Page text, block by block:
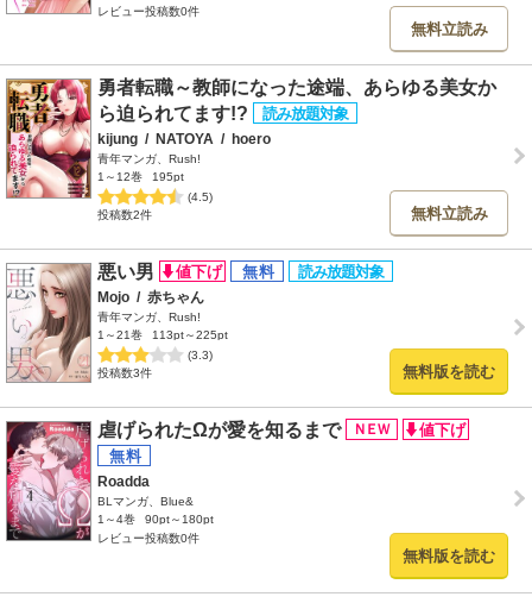
レビュー投稿数0件
無料立読み
勇者転職～教師になった途端、あらゆる美女か
ら迫られてます!?
kijung / NATOYA / hoero
青年マンガ、Rush!
1～12巻
195pt
(4.5)
投稿数2件
無料立読み
悪い男
Mojo / 赤ちゃん
青年マンガ、Rush!
1～21巻
113pt～225pt
(3.3)
投稿数3件
無料版を読む
虐げられたΩが愛を知るまで
Roadda
BLマンガ、Blue&
1～4巻
90pt～180pt
レビュー投稿数0件
無料版を読む